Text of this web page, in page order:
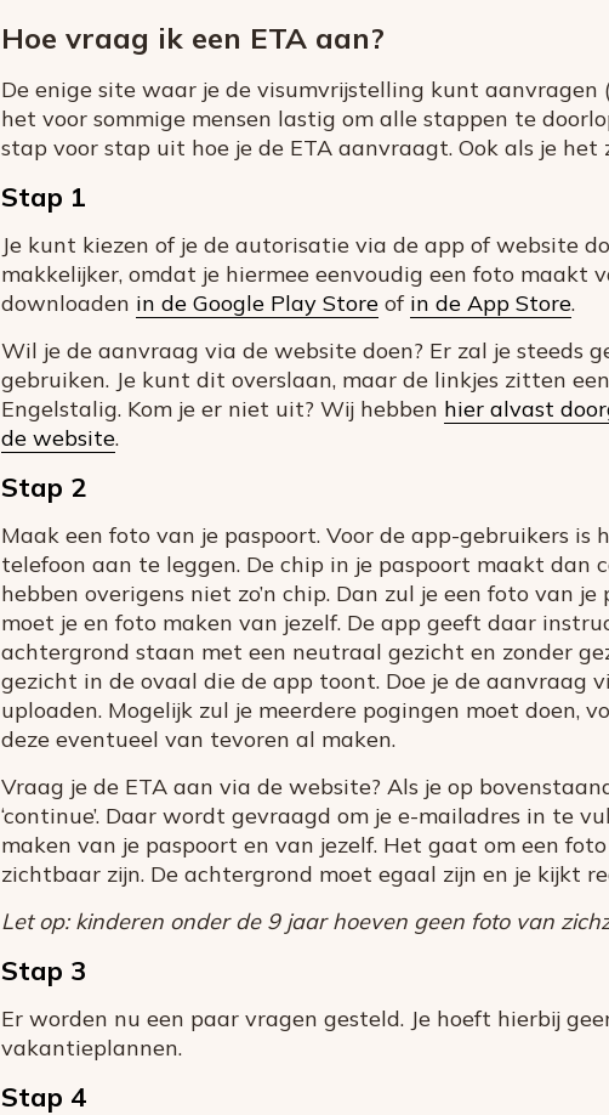
Hoe vraag ik een ETA aan?
De enige site waar je de visumvrijstelling kunt
het voor sommige mensen lastig om alle stappen te
stap voor stap uit hoe je de ETA aanvraagt. Ook als je het
Stap 1
Je kunt kiezen of je de autorisatie via de app of website
makkelijker, omdat je hiermee eenvoudig een foto maakt
downloaden in de Google Play Store of in de App Store.
Wil je de aanvraag via de website doen? Er zal je steeds
gebruiken. Je kunt dit overslaan, maar de linkjes zitten
Engelstalig. Kom je er niet uit? Wij hebben hier alvast
de website.
Stap 2
Maak een foto van je paspoort. Voor de app-gebruikers is
telefoon aan te leggen. De chip in je paspoort maakt dan
hebben overigens niet zo’n chip. Dan zul je een foto van
moet je en foto maken van jezelf. De app geeft daar
achtergrond staan met een neutraal gezicht en zonder
gezicht in de ovaal die de app toont. Doe je de aanvraag
uploaden. Mogelijk zul je meerdere pogingen moet doen,
deze eventueel van tevoren al maken.
Vraag je de ETA aan via de website? Als je op
‘continue’. Daar wordt gevraagd om je e-mailadres in te
maken van je paspoort en van jezelf. Het gaat om een
zichtbaar zijn. De achtergrond moet egaal zijn en je kijkt
Let op: kinderen onder de 9 jaar hoeven geen foto van
Stap 3
Er worden nu een paar vragen gesteld. Je hoeft hierbij
vakantieplannen.
Stap 4